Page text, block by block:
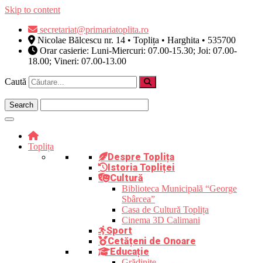
Skip to content
secretariat@primariatoplita.ro
Nicolae Bălcescu nr. 14 • Toplița • Harghita • 535700
Orar casierie: Luni-Miercuri: 07.00-15.30; Joi: 07.00-
18.00; Vineri: 07.00-13.00
Caută
Toplița
Despre Toplița
Istoria Topliței
Cultură
Biblioteca Municipală “George
Sbârcea”
Casa de Cultură Toplița
Cinema 3D Calimani
Sport
Cetățeni de Onoare
Educație